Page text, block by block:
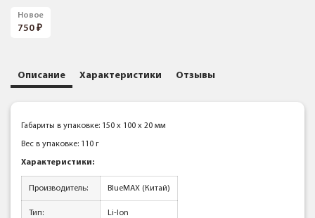
Новое
750
Описание Характеристики Отзывы
Габариты в упаковке: 150 x 100 x 20 мм
Вес в упаковке: 110 г
Характеристики:
Производитель: BlueMAX (Китай)
Тип: Li-Ion